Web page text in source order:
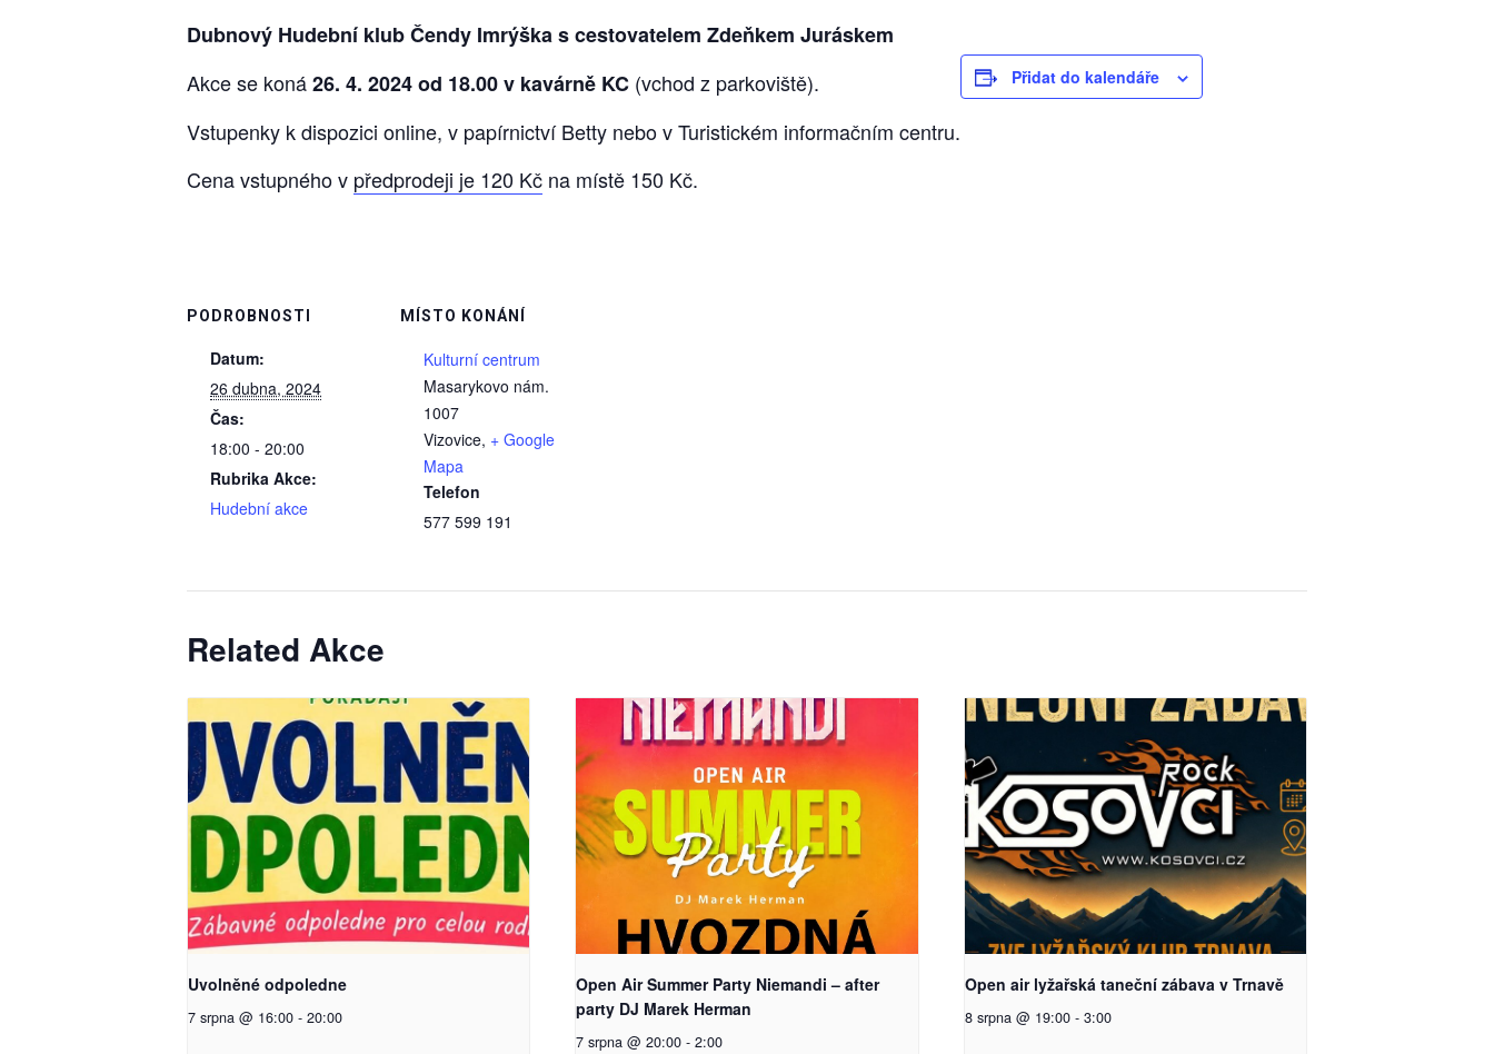
Dubnový Hudební klub Čendy Imrýška s cestovatelem Zdeňkem Juráskem
Akce se koná26. 4. 2024 od 18.00 v kavárně KC (vchod z parkoviště).
Vstupenky k dispozici online, v papírnictví Betty nebo v Turistickém informačním centru.
Cena vstupného v předprodeji je 120 Kč na místě 150 Kč.
Přidat do kalendáře
PODROBNOSTI
Datum:
26 dubna, 2024
Čas:
18:00 - 20:00
Rubrika Akce:
Hudební akce
MÍSTO KONÁNÍ
Kulturní centrum
Masarykovo nám.
1007
Vizovice, + Google
Mapa
Telefon
577 599 191
Related Akce
Uvolněné odpoledne
7 srpna @ 16:00 - 20:00
Open Air Summer Party Niemandi – after
party DJ Marek Herman
7 srpna @ 20:00 - 2:00
Open air lyžařská taneční zábava v Trnavě
8 srpna @ 19:00 - 3:00